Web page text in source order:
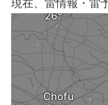
現在、雷情報・雷